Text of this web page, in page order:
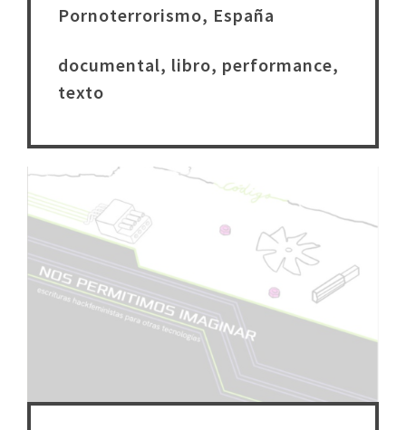
Pornoterrorismo, España
documental, libro, performance,
texto